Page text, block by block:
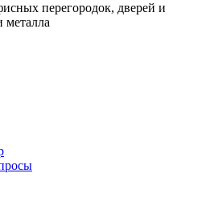
перегородок, дверей и
металла